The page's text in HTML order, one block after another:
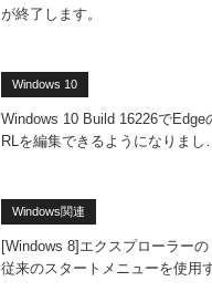
が終了します。
Windows 10
Windows 10 Build 16226でEdge
RLを編集できるようになりま
Windows関連
[Windows 8]エクスプローラー
従来のスタートメニューを使用